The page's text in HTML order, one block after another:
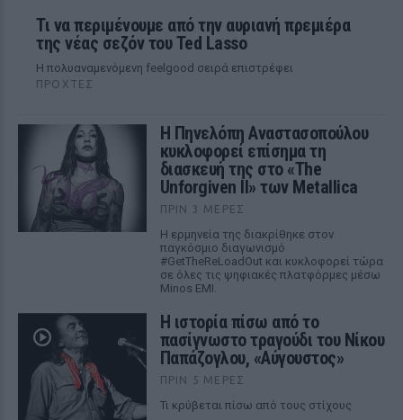
Τι να περιμένουμε από την αυριανή πρεμιέρα
της νέας σεζόν του Ted Lasso
Η πολυαναμενόμενη feelgood σειρά επιστρέφει
ΠΡΟΧΤΈΣ
Η Πηνελόπη Αναστασοπούλου
κυκλοφορεί επίσημα τη
διασκευή της στο «The
Unforgiven II» των Metallica
ΠΡΙΝ 3 ΜΈΡΕΣ
Η ερμηνεία της διακρίθηκε στον
παγκόσμιο διαγωνισμό
#GetTheReLoadOut και κυκλοφορεί τώρα
σε όλες τις ψηφιακές πλατφόρμες μέσω
Minos EMI.
Η ιστορία πίσω από το
πασίγνωστο τραγούδι του Νίκου
Παπάζογλου, «Αύγουστος»
ΠΡΙΝ 5 ΜΈΡΕΣ
Τι κρύβεται πίσω από τους στίχους